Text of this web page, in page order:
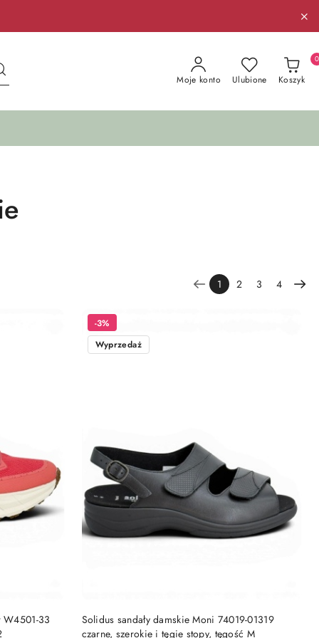
Moje konto Ulubione Koszyk
0
1 2 3 4
W4501-33
Solidus sandały damskie Moni 74019-01319
czarne, szerokie i tęgie stopy, tęgość M
-3%
Wyprzedaż
DO KOSZYKA